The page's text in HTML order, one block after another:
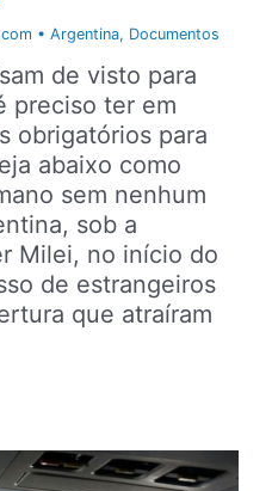
•Argentina, Documentos
de visto para
preciso ter em
obrigatórios para
abaixo como
sem nenhum
sob a
Milei, no início do
de estrangeiros
que atraíram